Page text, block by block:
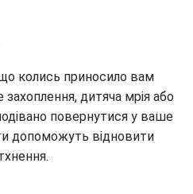
колись приносило вам
дитяча мрія або
повернутися у ваше
допоможуть відновити